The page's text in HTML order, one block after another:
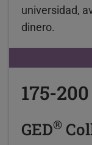
universidad,
dinero.
175-200
GED®